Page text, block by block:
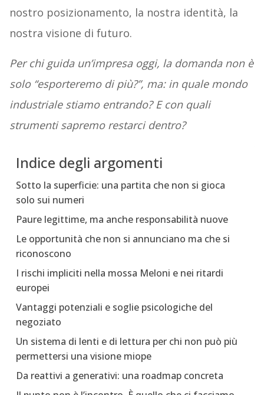
nostro posizionamento, la nostra identità, la
nostra visione di futuro.
Per chi guida un’impresa oggi, la domanda non è
solo “esporteremo di più?”, ma: in quale mondo
industriale stiamo entrando? E con quali
strumenti sapremo restarci dentro?
Indice degli argomenti
Sotto la superficie: una partita che non si gioca
solo sui numeri
Paure legittime, ma anche responsabilità nuove
Le opportunità che non si annunciano ma che si
riconoscono
I rischi impliciti nella mossa Meloni e nei ritardi
europei
Vantaggi potenziali e soglie psicologiche del
negoziato
Un sistema di lenti e di lettura per chi non può più
permettersi una visione miope
Da reattivi a generativi: una roadmap concreta